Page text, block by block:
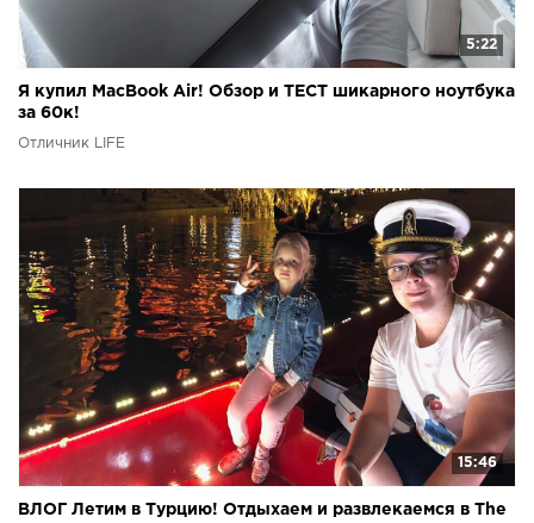
5:22
Я купил MacBook Air! Обзор и ТЕСТ шикарного ноутбука
за 60к!
Отличник LIFE
15:46
ВЛОГ Летим в Турцию! Отдыхаем и развлекаемся в The